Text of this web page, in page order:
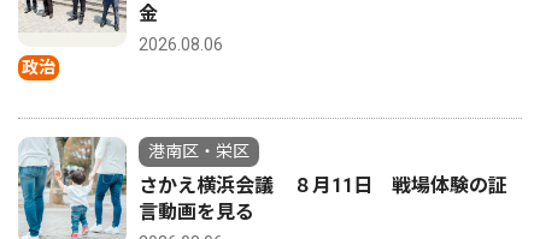
政治
金
2026.08.06
港南区・栄区
さかえ横浜会議 ８月11日 戦場体験の証
言動画を見る